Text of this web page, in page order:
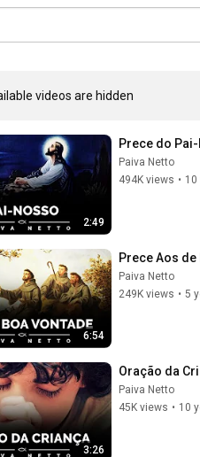
videos are hidden
2:49
Prece do
Paiva Netto
494K views • 10
6:54
Prece Aos
Paiva Netto
249K views • 5
3:26
Oração da
Paiva Netto
45K views • 10